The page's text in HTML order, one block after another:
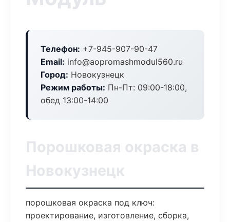
Телефон: +7-945-907-90-47
Email: info@aopromashmodul560.ru
Город: Новокузнецк
Режим работы: Пн-Пт: 09:00-18:00,
обед 13:00-14:00
Порошковая окраска в
Новокузнецк
порошковая окраска под ключ:
проектирование, изготовление, сборка,